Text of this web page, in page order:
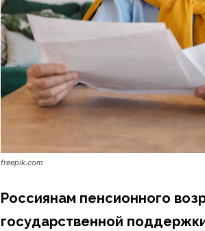
freepik.com
Россиянам пенсионного
государственной